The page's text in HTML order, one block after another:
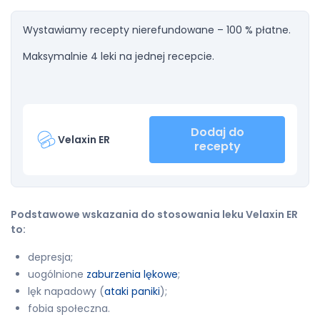
Wystawiamy recepty nierefundowane – 100 % płatne.
Maksymalnie 4 leki na jednej recepcie.
Velaxin ER
Dodaj do
recepty
Podstawowe wskazania do stosowania leku Velaxin ER
to:
depresja;
uogólnione zaburzenia lękowe;
lęk napadowy (ataki paniki);
fobia społeczna.